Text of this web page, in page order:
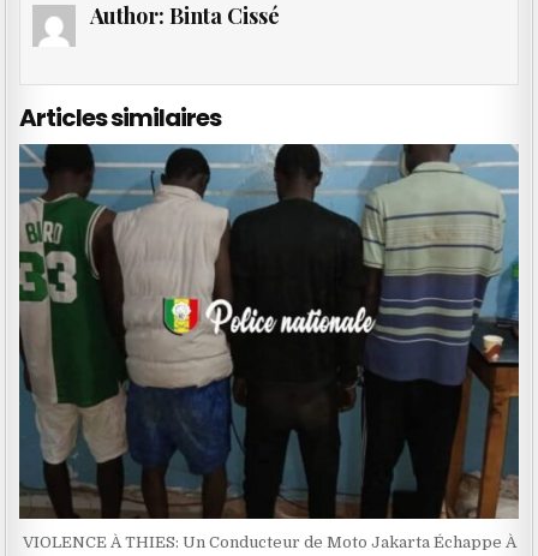
Author: Binta Cissé
Articles similaires
VIOLENCE À THIES: Un Conducteur de Moto Jakarta Échappe À